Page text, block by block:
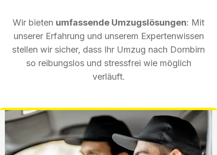
Wir bieten umfassende Umzugslösungen: Mit
unserer Erfahrung und unserem Expertenwissen
stellen wir sicher, dass Ihr Umzug nach Dornbirn
so reibungslos und stressfrei wie möglich
verläuft.